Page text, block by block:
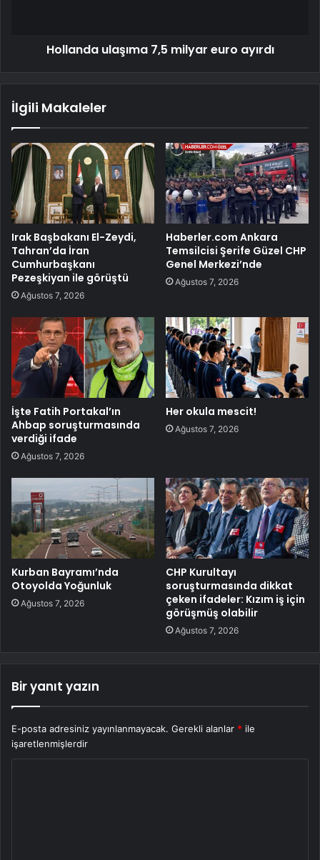
Hollanda ulaşıma 7,5 milyar euro ayırdı
İlgili Makaleler
Irak Başbakanı El-Zeydi,
Tahran’da İran
Cumhurbaşkanı
Pezeşkiyan ile görüştü
Ağustos 7, 2026
Haberler.com Ankara
Temsilcisi Şerife Güzel CHP
Genel Merkezi’nde
Ağustos 7, 2026
İşte Fatih Portakal’ın
Ahbap soruşturmasında
verdiği ifade
Ağustos 7, 2026
Her okula mescit!
Ağustos 7, 2026
Kurban Bayramı’nda
Otoyolda Yoğunluk
Ağustos 7, 2026
CHP Kurultayı
soruşturmasında dikkat
çeken ifadeler: Kızım iş için
görüşmüş olabilir
Ağustos 7, 2026
Bir yanıt yazın
E-posta adresiniz yayınlanmayacak. Gerekli alanlar * ile
işaretlenmişlerdir